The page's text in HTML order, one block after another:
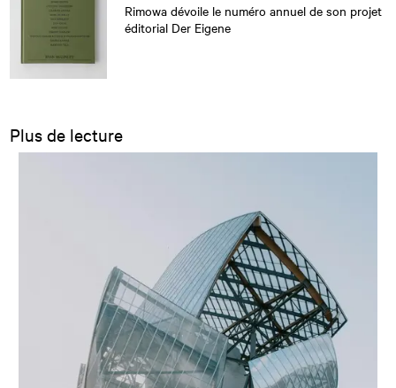
Rimowa dévoile le numéro annuel de son projet
éditorial Der Eigene
Plus de lecture